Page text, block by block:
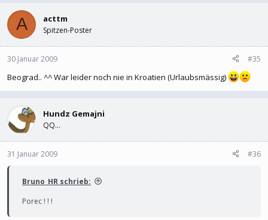
A acttm
Spitzen-Poster
30 Januar 2009 #35
Beograd.. ^^ War leider noch nie in Kroatien (Urlaubsmässig)
Hundz Gemajni
QQ...
31 Januar 2009 #36
Bruno_HR schrieb:
Porec ! ! !